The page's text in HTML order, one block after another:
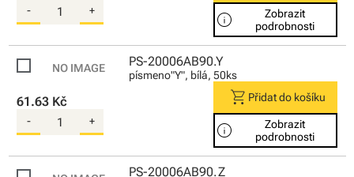
- + info
Zobrazit
podrobnosti
PS-20006AB90.Y
písmeno"Y", bílá, 50ks
61.63 Kč
- +
shopping_cart Přidat do košíku
info
Zobrazit
podrobnosti
PS-20006AB90.Z